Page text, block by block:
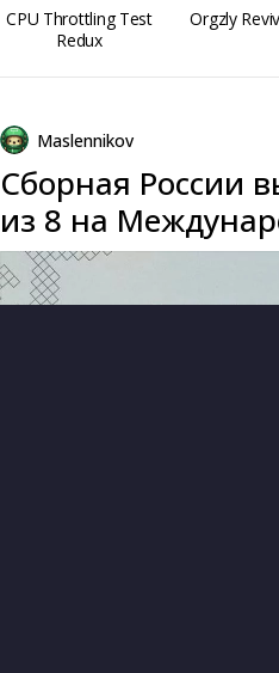
CPU Throttling Test
Redux
Orgzly
Maslennikov
Сборная России
из 8 на